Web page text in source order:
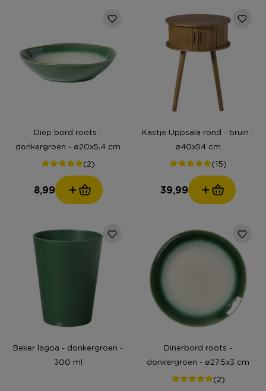
Diep bord roots -
donkergroen - ø20x5.4 cm
(2)
8,99
Kastje Uppsala rond - bruin -
ø40x54 cm
(15)
39,99
Beker lagoa - donkergroen -
300 ml
Dinerbord roots -
donkergroen - ø27.5x3 cm
(2)